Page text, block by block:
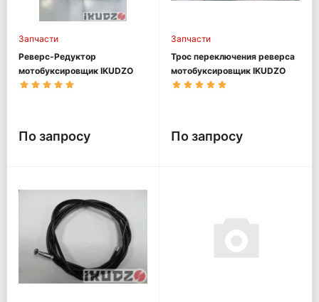
Запчасти
Реверс-Редуктор
мотобуксировщик IKUDZO
По запросу
Запчасти
Трос переключения реверса
мотобуксировщик IKUDZO
По запросу